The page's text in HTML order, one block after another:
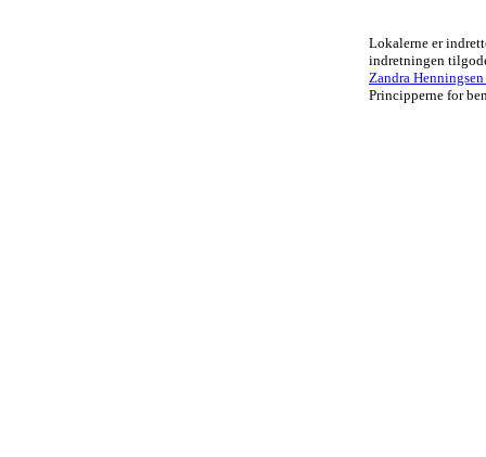
Lokalerne er
indretningen
Zandra Henningsen
Principperne for